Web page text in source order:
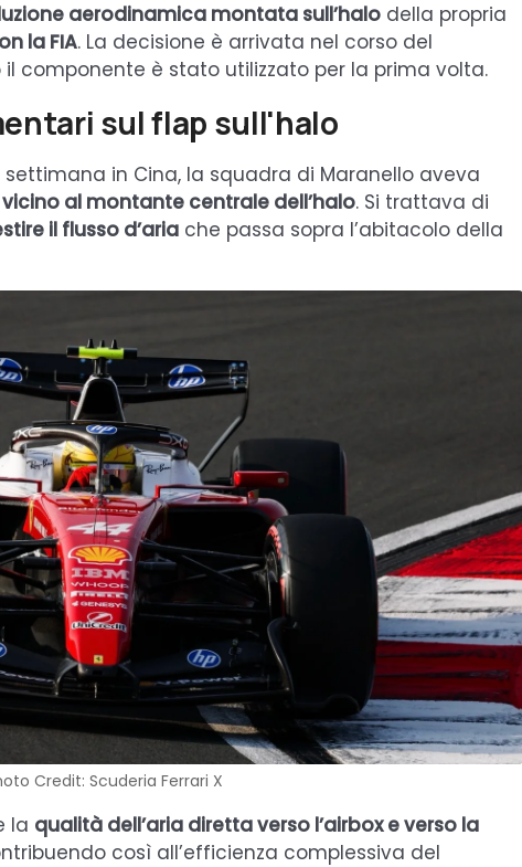
aerodinamica montata sull’halo della propria
la FIA. La decisione è arrivata nel corso del
il componente è stato utilizzato per la prima volta.
sul flap sull'halo
in Cina, la squadra di Maranello aveva
al montante centrale dell’halo. Si trattava di
il flusso d’aria che passa sopra l’abitacolo della
Credit: Scuderia Ferrari X
la qualità dell’aria diretta verso l’airbox e verso la
così all’efficienza complessiva del